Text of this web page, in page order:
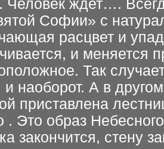
Человек ждет….
Софии» с
расцвет и
и меняется
Так
и наоборот. А в
приставлена
. Это образ
закончится, стену